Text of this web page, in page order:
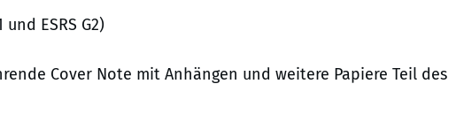
ESRS G2)
Cover Note mit Anhängen und weitere Papiere Teil des